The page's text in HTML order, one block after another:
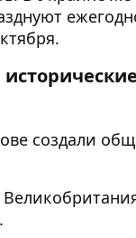
создали